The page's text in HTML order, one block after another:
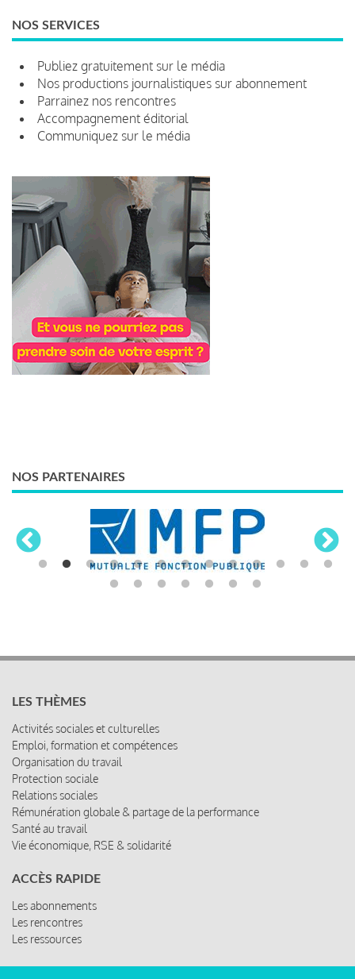
NOS SERVICES
Publiez gratuitement sur le média
Nos productions journalistiques sur abonnement
Parrainez nos rencontres
Accompagnement éditorial
Communiquez sur le média
NOS PARTENAIRES
LES THÈMES
Activités sociales et culturelles
Emploi, formation et compétences
Organisation du travail
Protection sociale
Relations sociales
Rémunération globale & partage de la performance
Santé au travail
Vie économique, RSE & solidarité
ACCÈS RAPIDE
Les abonnements
Les rencontres
Les ressources